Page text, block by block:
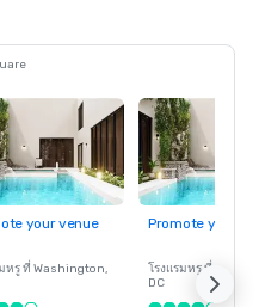
your venue
หรู ที่ Washington,
Promote your
โรงแรมหรู ที่
DC